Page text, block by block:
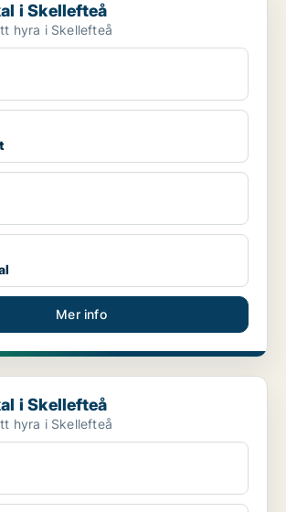
i Skellefteå
hyra i Skellefteå
Mer info
i Skellefteå
hyra i Skellefteå